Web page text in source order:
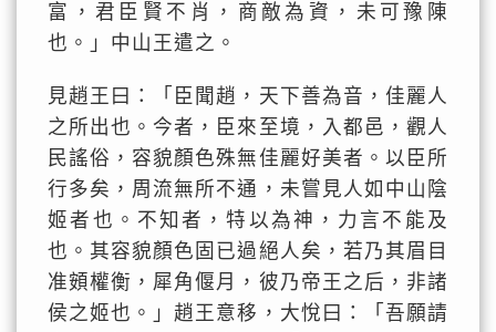
富，君臣賢不肖，商敵為資，未可豫陳
也。」中山王遣之。
見趙王曰：「臣聞趙，天下善為音，佳麗人
之所出也。今者，臣來至境，入都邑，觀人
民謠俗，容貌顏色殊無佳麗好美者。以臣所
行多矣，周流無所不通，未嘗見人如中山陰
姬者也。不知者，特以為神，力言不能及
也。其容貌顏色固已過絕人矣，若乃其眉目
准頞權衡，犀角偃月，彼乃帝王之后，非諸
侯之姬也。」趙王意移，大悅曰：「吾願請